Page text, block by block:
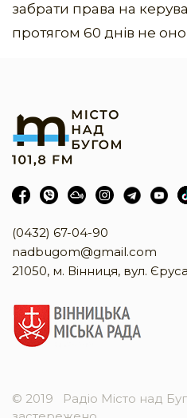
забрати права на
протягом 60 днів не
(0432) 67-04-90
nadbugom@gmail.com
21050, м. Вінниця, вул.
© 2019
Радіо Місто над